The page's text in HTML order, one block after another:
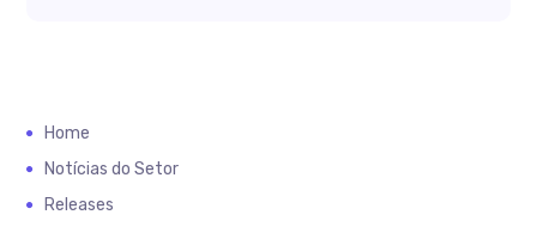
Home
Notícias do Setor
Releases